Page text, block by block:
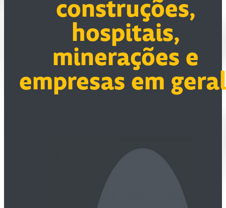
construções,
hospitais,
minerações e
empresas em